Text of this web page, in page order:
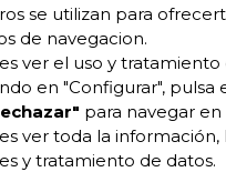
19-P81001
con el mejor
se utilizan para
de navegacion.
ver el uso y
en "Configurar", pulsa
para navegar
ver toda la
y tratamiento de datos.